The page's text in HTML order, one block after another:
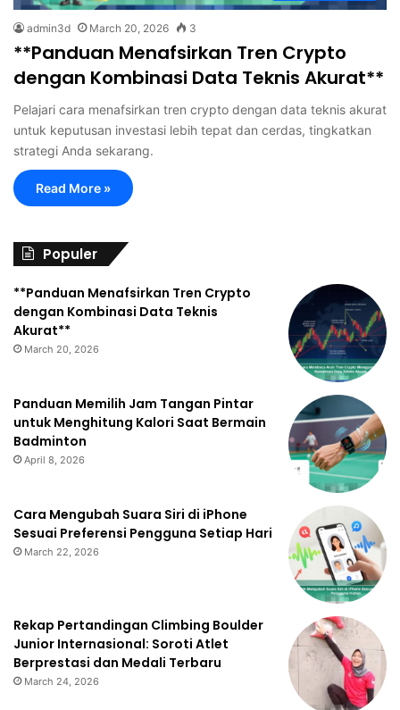
admin3d March 20, 2026 3
**Panduan Menafsirkan Tren Crypto
dengan Kombinasi Data Teknis Akurat**
Pelajari cara menafsirkan tren crypto dengan data teknis akurat
untuk keputusan investasi lebih tepat dan cerdas, tingkatkan
strategi Anda sekarang.
Read More »
Populer
**Panduan Menafsirkan Tren Crypto
dengan Kombinasi Data Teknis
Akurat**
March 20, 2026
Panduan Memilih Jam Tangan Pintar
untuk Menghitung Kalori Saat Bermain
Badminton
April 8, 2026
Cara Mengubah Suara Siri di iPhone
Sesuai Preferensi Pengguna Setiap Hari
March 22, 2026
Rekap Pertandingan Climbing Boulder
Junior Internasional: Soroti Atlet
Berprestasi dan Medali Terbaru
March 24, 2026